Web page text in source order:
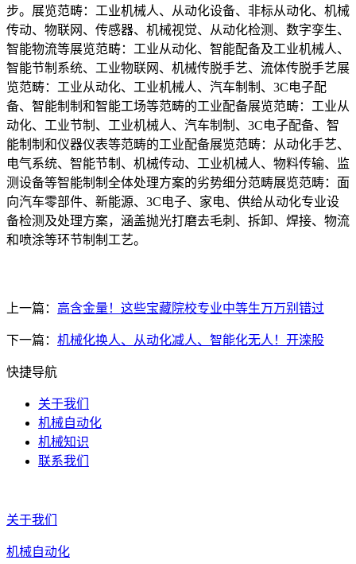
步。展览范畴：工业机械人、从动化设备、非标从动化、机械
传动、物联网、传感器、机械视觉、从动化检测、数字孪生、
智能物流等展览范畴：工业从动化、智能配备及工业机械人、
智能节制系统、工业物联网、机械传脱手艺、流体传脱手艺展
览范畴：工业从动化、工业机械人、汽车制制、3C电子配
备、智能制制和智能工场等范畴的工业配备展览范畴：工业从
动化、工业节制、工业机械人、汽车制制、3C电子配备、智
能制制和仪器仪表等范畴的工业配备展览范畴：从动化手艺、
电气系统、智能节制、机械传动、工业机械人、物料传输、监
测设备等智能制制全体处理方案的劣势细分范畴展览范畴：面
向汽车零部件、新能源、3C电子、家电、供给从动化专业设
备检测及处理方案，涵盖抛光打磨去毛刺、拆卸、焊接、物流
和喷涂等环节制制工艺。
上一篇： 高含金量！这些宝藏院校专业中等生万万别错过
下一篇： 机械化换人、从动化减人、智能化无人！开滦股
快捷导航
关于我们
机械自动化
机械知识
联系我们
关于我们
机械自动化